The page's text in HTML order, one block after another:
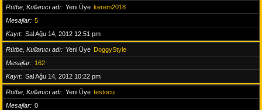
Rütbe, Kullanıcı adı Yeni Üye kerem2018
Mesajlar
5
Kayıt
Sal Ağu 14, 2012 12:51 pm
Rütbe, Kullanıcı adı Yeni Üye DoggyStyle
Mesajlar
162
Kayıt
Sal Ağu 14, 2012 10:22 pm
Rütbe, Kullanıcı adı Yeni Üye testocu
Mesajlar
0